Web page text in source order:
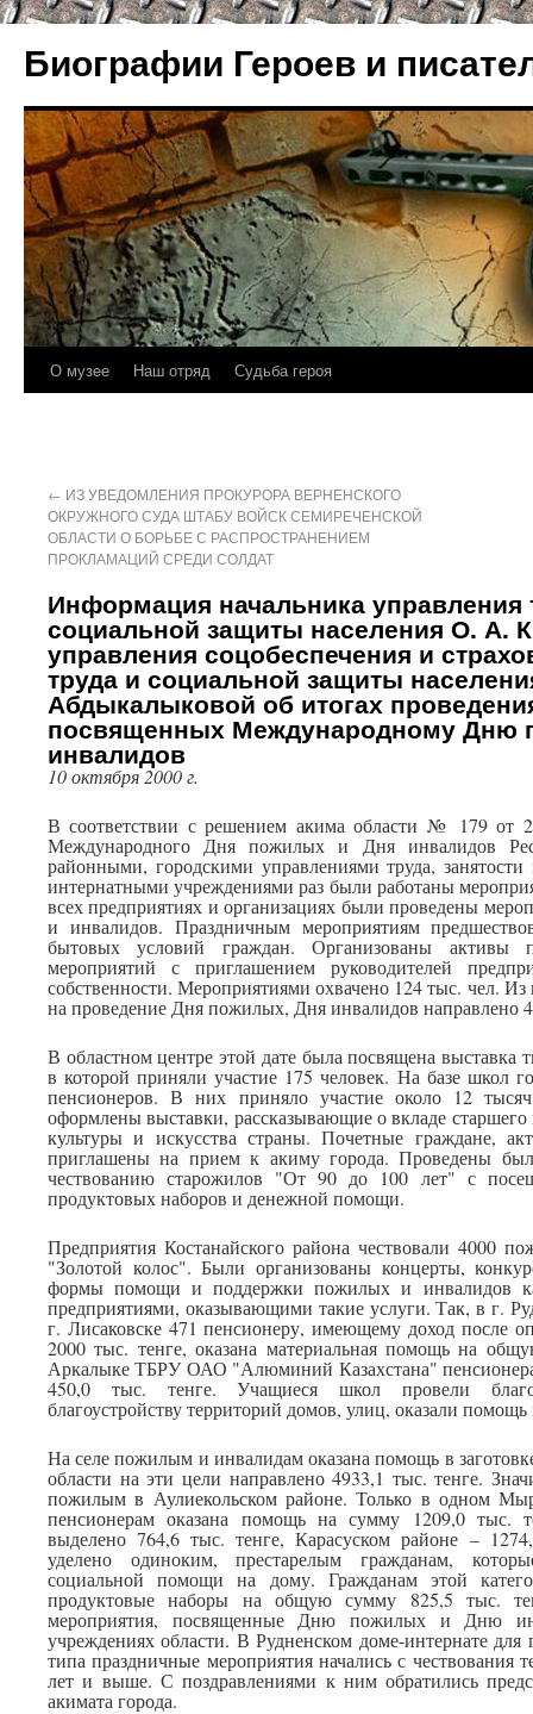
Биографии Героев и
О музее Наш отряд Судьба героя
← ИЗ УВЕДОМЛЕНИЯ ПРОКУРОРА ВЕРНЕНСКОГО
ОКРУЖНОГО СУДА ШТАБУ ВОЙСК СЕМИРЕЧЕНСКОЙ
ОБЛАСТИ О БОРЬБЕ С РАСПРОСТРАНЕНИЕМ
ПРОКЛАМАЦИЙ СРЕДИ СОЛДАТ
Информация начальника управления
социальной защиты населения О. А.
управления соцобеспечения и
труда и социальной защиты
Абдыкалыковой об итогах
посвященных Международному Дню
инвалидов
10 октября 2000 г.
В соответствии с решением акима области № 179 от
Международного Дня пожилых и Дня инвалидов
районными, городскими управлениями труда,
интернатными учреждениями раз были работаны
всех предприятиях и организациях были проведены
и инвалидов. Праздничным мероприятиям
бытовых условий граждан. Организованы активы
мероприятий с приглашением руководителей
собственности. Мероприятиями охвачено 124 тыс. чел.
на проведение Дня пожилых, Дня инвалидов направлено
В областном центре этой дате была посвящена выставка
в которой приняли участие 175 человек. На базе школ
пенсионеров. В них приняло участие около 12
оформлены выставки, рассказывающие о вкладе
культуры и искусства страны. Почетные граждане,
приглашены на прием к акиму города. Проведены
чествованию старожилов "От 90 до 100 лет" с
продуктовых наборов и денежной помощи.
Предприятия Костанайского района чествовали 4000
"Золотой колос". Были организованы концерты,
формы помощи и поддержки пожилых и инвалидов
предприятиями, оказывающими такие услуги. Так, в г.
г. Лисаковске 471 пенсионеру, имеющему доход после
2000 тыс. тенге, оказана материальная помощь на
Аркалыке ТБРУ ОАО "Алюминий Казахстана"
450,0 тыс. тенге. Учащиеся школ провели
благоустройству территорий домов, улиц, оказали
На селе пожилым и инвалидам оказана помощь в
области на эти цели направлено 4933,1 тыс. тенге.
пожилым в Аулиекольском районе. Только в одном
пенсионерам оказана помощь на сумму 1209,0 тыс.
выделено 764,6 тыс. тенге, Карасуском районе –
уделено одиноким, престарелым гражданам,
социальной помощи на дому. Гражданам этой
продуктовые наборы на общую сумму 825,5 тыс.
мероприятия, посвященные Дню пожилых и Дню
учреждениях области. В Рудненском доме-интернате
типа праздничные мероприятия начались с чествования
лет и выше. С поздравлениями к ним обратились
акимата города.